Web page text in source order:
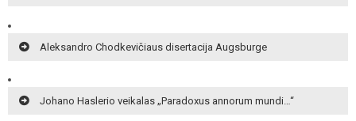
Aleksandro Chodkevičiaus disertacija Augsburge
Johano Haslerio veikalas „Paradoxus annorum mundi…“